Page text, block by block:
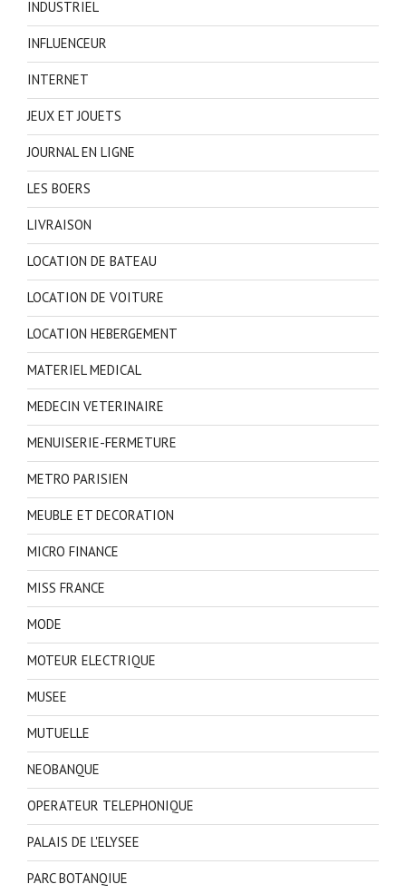
INDUSTRIEL
INFLUENCEUR
INTERNET
JEUX ET JOUETS
JOURNAL EN LIGNE
LES BOERS
LIVRAISON
LOCATION DE BATEAU
LOCATION DE VOITURE
LOCATION HEBERGEMENT
MATERIEL MEDICAL
MEDECIN VETERINAIRE
MENUISERIE-FERMETURE
METRO PARISIEN
MEUBLE ET DECORATION
MICRO FINANCE
MISS FRANCE
MODE
MOTEUR ELECTRIQUE
MUSEE
MUTUELLE
NEOBANQUE
OPERATEUR TELEPHONIQUE
PALAIS DE L'ELYSEE
PARC BOTANQIUE